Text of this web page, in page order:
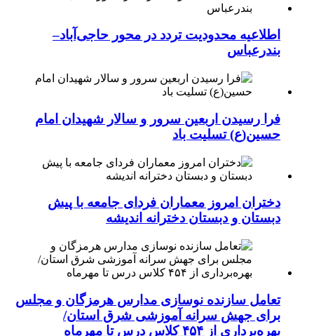
اطلاعیه محدودیت تردد در محور حاجی‌آباد–
بندرعباس
فرا رسیدن اربعین سرور و سالار شهیدان امام
حسین(ع) تسلیت باد
دختران امروز معماران فردای جامعه با پیش
دبستان و دبستان دخترانه اندیشه
تعامل سازنده نوسازی مدارس هرمزگان و مجلس
برای جهش سرانه آموزشی شرق استان/
بهره‌برداری از ۴۵۴ کلاس درس تا مهرماه